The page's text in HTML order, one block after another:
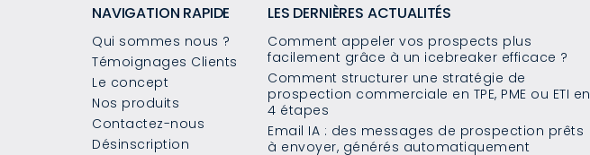
NAVIGATION RAPIDE
Qui sommes nous ?
Témoignages Clients
Le concept
Nos produits
Contactez-nous
Désinscription
LES DERNIÈRES ACTUALITÉS
Comment appeler vos prospects plus
facilement grâce à un icebreaker efficace ?
Comment structurer une stratégie de
prospection commerciale en TPE, PME ou ETI en
4 étapes
Email IA : des messages de prospection prêts
à envoyer, générés automatiquement